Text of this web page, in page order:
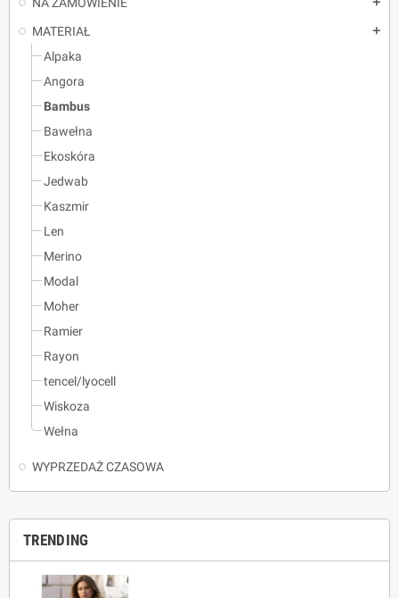
MATERIAŁ add
Alpaka
Angora
Bambus
Bawełna
Ekoskóra
Jedwab
Kaszmir
Len
Merino
Modal
Moher
Ramier
Rayon
tencel/lyocell
Wiskoza
Wełna
WYPRZEDAŻ CZASOWA
TRENDING